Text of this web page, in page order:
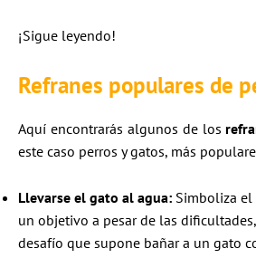
¡Sigue leyendo!
Refranes populares de
Aquí encontrarás algunos de los
este caso perros y gatos, más
Llevarse el gato al agua: Simboliza
un objetivo a pesar de las
desafío que supone bañar a un gato